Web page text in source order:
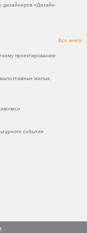
«Дизайн-
Все книги
проектированию
жилых,
события